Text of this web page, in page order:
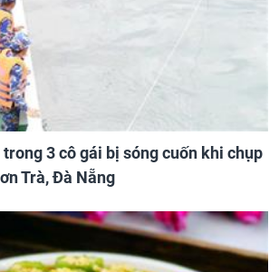
3 cô gái bị sóng cuốn khi chụp
Trà, Đà Nẵng